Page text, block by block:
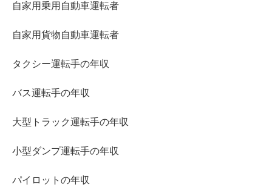
自家用乗用自動車運転者
自家用貨物自動車運転者
タクシー運転手の年収
バス運転手の年収
大型トラック運転手の年収
小型ダンプ運転手の年収
パイロットの年収